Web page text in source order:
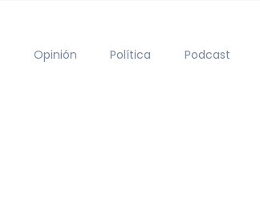
Opinión Política Podcast